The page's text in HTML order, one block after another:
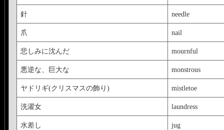
針 needle
爪 nail
悲しみに沈んだ mournful
悪逆な、巨大な monstrous
ヤドリギ(クリスマスの飾り) mistletoe
洗濯女 laundress
水差し jug